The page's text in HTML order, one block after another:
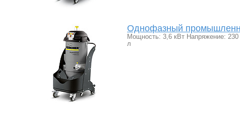
Однофазный
Мощность: 3,6 кВт Напряжение:
л